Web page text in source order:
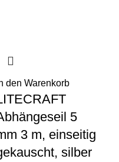
den Warenkorb
5
3 m, einseitig
silber